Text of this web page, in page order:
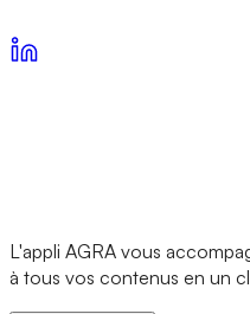
L'appli AGRA vous
à tous vos contenus en un